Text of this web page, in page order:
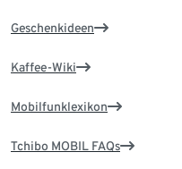
Geschenkideen
Kaffee-Wiki
Mobilfunklexikon
Tchibo MOBIL FAQs